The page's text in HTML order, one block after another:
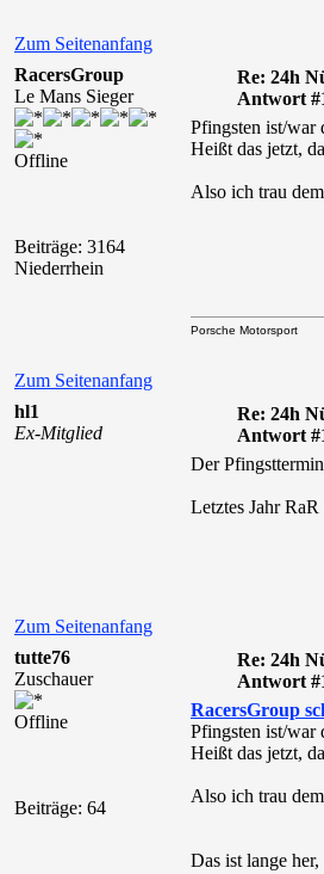
Zum Seitenanfang
RacersGroup
Le Mans Sieger
Offline
Beiträge: 3164
Niederrhein
Re: 24h
Antwort
Pfingsten ist/war
Heißt das jetzt,
Also ich trau
Zum Seitenanfang
Porsche Motorsport
hl1
Ex-Mitglied
Re: 24h
Antwort
Der
Letztes Jahr
Zum Seitenanfang
tutte76
Zuschauer
Offline
Beiträge: 64
Re: 24h
Antwort
RacersGroup
Pfingsten ist/war
Heißt das jetzt,
Also ich trau
Das ist lange